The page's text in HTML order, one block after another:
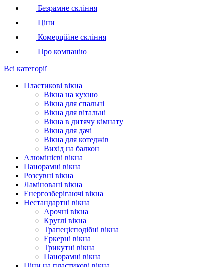
Безрамне скління
Ціни
Комерційне скління
Про компанію
Всі категорії
Пластикові вікна
Вікна на кухню
Вікна для спальні
Вікна для вітальні
Вікна в дитячу кімнату
Вікна для дачі
Вікна для котеджів
Вихід на балкон
Алюмінієві вікна
Панорамні вікна
Розсувні вікна
Ламіновані вікна
Енергозберігаючі вікна
Нестандартні вікна
Арочні вікна
Круглі вікна
Трапецієподібні вікна
Еркерні вікна
Трикутні вікна
Панорамні вікна